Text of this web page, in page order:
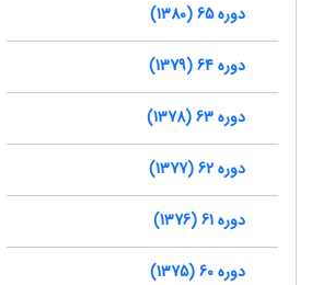
دوره 65 (1380)
دوره 64 (1379)
دوره 63 (1378)
دوره 62 (1377)
دوره 61 (1376)
دوره 60 (1375)